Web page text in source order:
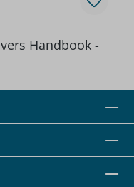
Handbook -